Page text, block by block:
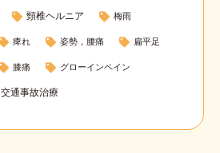
頸椎ヘルニア 梅雨
痺れ 姿勢，腰痛 扁平足
膝痛 グローインペイン
交通事故治療